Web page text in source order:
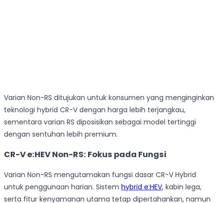
Varian Non-RS ditujukan untuk konsumen yang menginginkan
teknologi hybrid CR-V dengan harga lebih terjangkau,
sementara varian RS diposisikan sebagai model tertinggi
dengan sentuhan lebih premium.
CR-V e:HEV Non-RS: Fokus pada Fungsi
Varian Non-RS mengutamakan fungsi dasar CR-V Hybrid
untuk penggunaan harian. Sistem hybrid e:HEV, kabin lega,
serta fitur kenyamanan utama tetap dipertahankan, namun